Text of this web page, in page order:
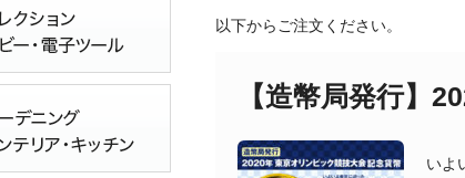
以下からご注文ください。
【造幣局発行】
いよ